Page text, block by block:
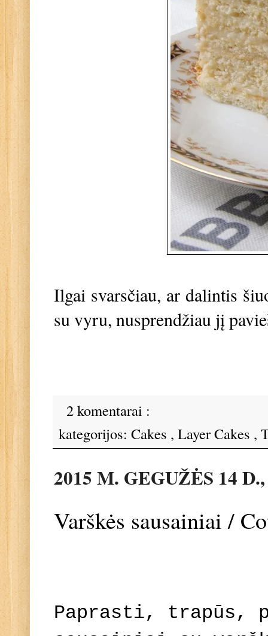
Ilgai svarsčiau, ar dalintis
su vyru, nusprendžiau jį
2 komentarai :
kategorijos: Cakes , Layer Cakes ,
2015 M. GEGUŽĖS 14
Varškės sausainiai /
Paprasti, trapūs,